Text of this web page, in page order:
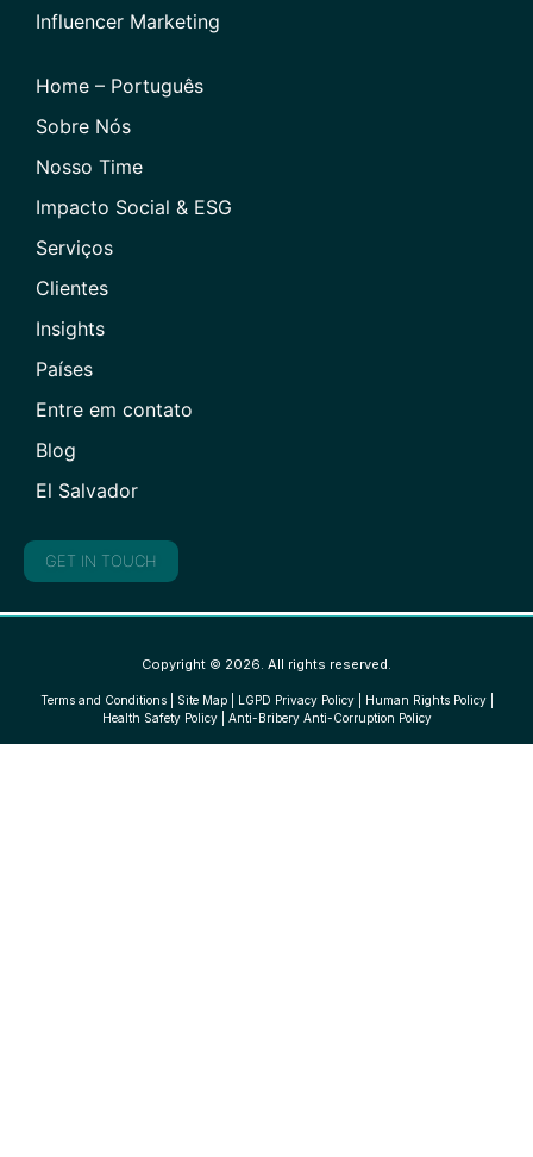
Influencer Marketing
Home – Português
Sobre Nós
Nosso Time
Impacto Social & ESG
Serviços
Clientes
Insights
Países
Entre em contato
Blog
El Salvador
GET IN TOUCH
Copyright © 2026. All rights reserved.
Terms and Conditions| Site Map| LGPD Privacy Policy| Human Rights Policy|
Health Safety Policy| Anti-Bribery Anti-Corruption Policy